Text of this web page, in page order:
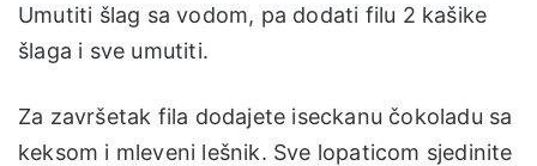
Umutiti šlag sa vodom, pa dodati filu 2 kašike
šlaga i sve umutiti.
Za završetak fila dodajete iseckanu čokoladu sa
keksom i mleveni lešnik. Sve lopaticom sjedinite